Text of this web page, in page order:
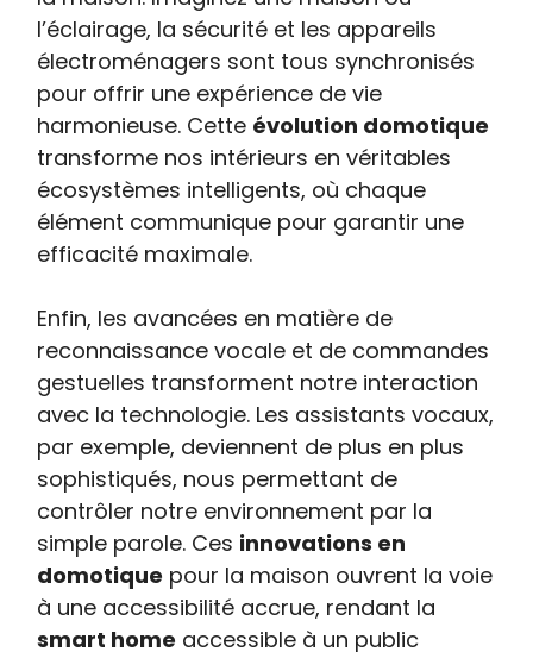
l’éclairage, la sécurité et les appareils
électroménagers sont tous synchronisés
pour offrir une expérience de vie
harmonieuse. Cette évolution domotique
transforme nos intérieurs en véritables
écosystèmes intelligents, où chaque
élément communique pour garantir une
efficacité maximale.
Enfin, les avancées en matière de
reconnaissance vocale et de commandes
gestuelles transforment notre interaction
avec la technologie. Les assistants vocaux,
par exemple, deviennent de plus en plus
sophistiqués, nous permettant de
contrôler notre environnement par la
simple parole. Ces innovations en
domotique pour la maison ouvrent la voie
à une accessibilité accrue, rendant la
smart home accessible à un public